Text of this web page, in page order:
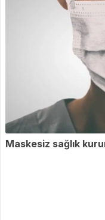
Maskesiz sağlık